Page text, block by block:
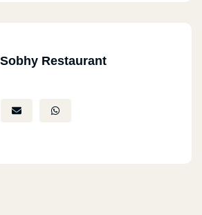
Restaurant